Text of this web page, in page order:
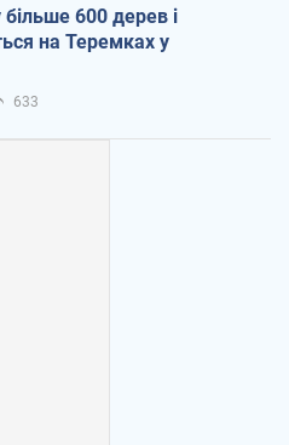
600 дерев і
на Теремках у
633